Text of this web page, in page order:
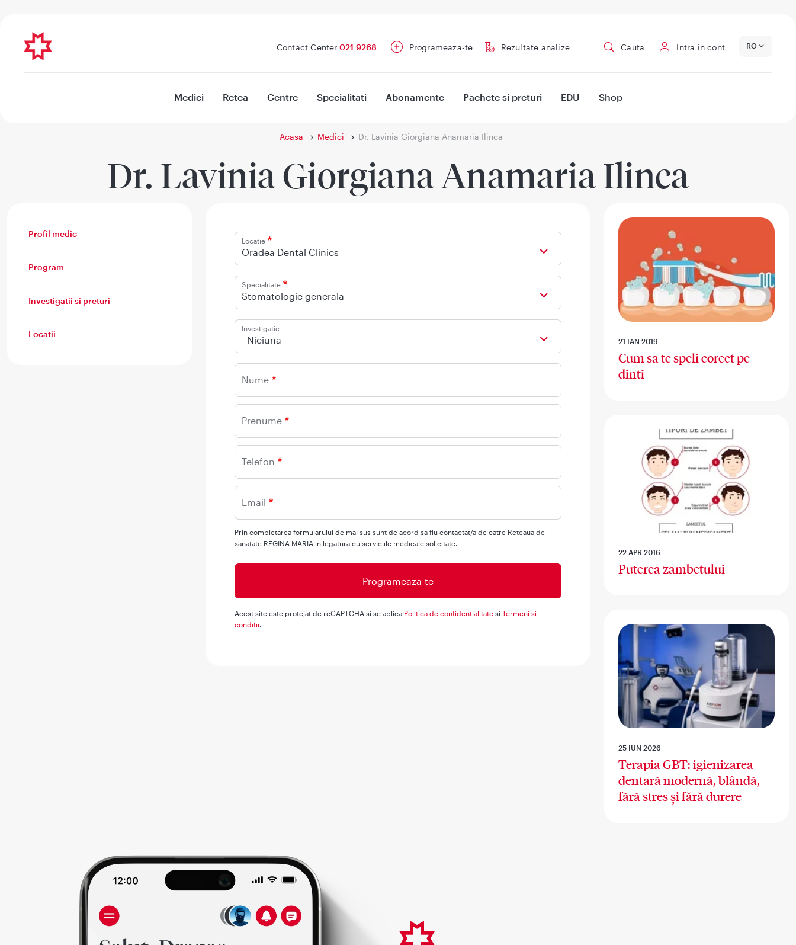
Contact Center 021 9268 Programeaza-te Rezultate analize Cauta Intra in cont RO
Medici Retea Centre Specialitati Abonamente Pachete si preturi EDU Shop
Acasa Medici Dr. Lavinia Giorgiana Anamaria Ilinca
Dr. Lavinia Giorgiana Anamaria Ilinca
Profil medic
Program
Investigatii si preturi
Locatii
Locatie
Oradea Dental Clinics
Specialitate
Stomatologie generala
Investigatie
- Niciuna -
Nume
Prenume
Telefon
Email
Prin completarea formularului de mai sus sunt de acord sa fiu contactat/a de catre Reteaua de
sanatate REGINA MARIA in legatura cu serviciile medicale solicitate.
Acest site este protejat de reCAPTCHA si se aplica Politica de confidentialitate si Termeni si
conditii.
21 IAN 2019
Cum sa te speli corect pe
dinti
22 APR 2016
Puterea zambetului
25 IUN 2026
Terapia GBT: igienizarea
dentară modernă, blândă,
fără stres și fără durere